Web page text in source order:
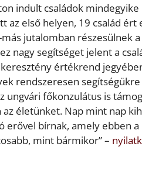
indult családok
az első helyen, 19 család
jutalomban részesülnek
nagy segítséget jelent a
értékrend
rendszeresen
ungvári főkonzulátus is
életünket. Nap mint nap
bírnak, amely ebben a
mint bármikor” –